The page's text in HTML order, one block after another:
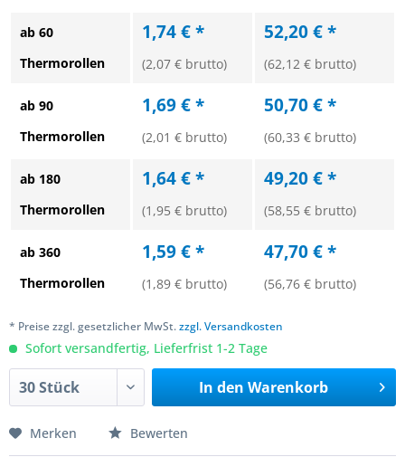
ab 60
Thermorollen
1,74 € *
(2,07 € brutto)
52,20 € *
(62,12 € brutto)
ab 90
Thermorollen
1,69 € *
(2,01 € brutto)
50,70 € *
(60,33 € brutto)
ab 180
Thermorollen
1,64 € *
(1,95 € brutto)
49,20 € *
(58,55 € brutto)
ab 360
Thermorollen
1,59 € *
(1,89 € brutto)
47,70 € *
(56,76 € brutto)
* Preise zzgl. gesetzlicher MwSt.zzgl. Versandkosten
Sofort versandfertig, Lieferfrist 1-2 Tage
In den Warenkorb
Merken Bewerten